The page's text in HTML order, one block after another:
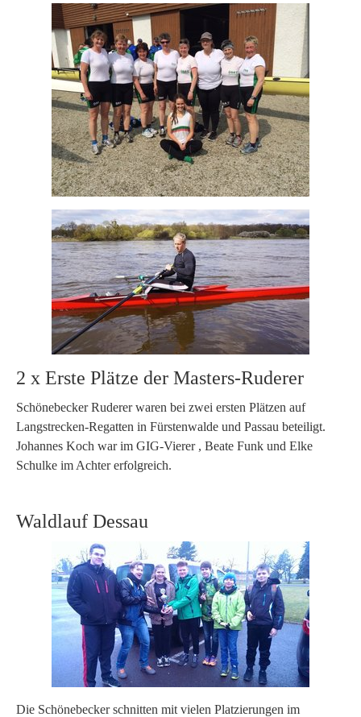
2 x Erste Plätze der Masters-Ruderer
Schönebecker Ruderer waren bei zwei ersten Plätzen auf
Langstrecken-Regatten in Fürstenwalde und Passau beteiligt.
Johannes Koch war im GIG-Vierer , Beate Funk und Elke
Schulke im Achter erfolgreich.
Waldlauf Dessau
Die Schönebecker schnitten mit vielen Platzierungen im